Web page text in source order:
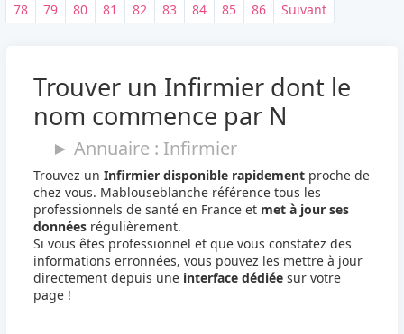
78
79 80 81 82 83 84 85 86 Suivant
Trouver un Infirmier dont le
nom commence par N
► Annuaire : Infirmier
Trouvez unInfirmier disponible rapidement proche de
chez vous. Mablouseblanche référence tous les
professionnels de santé en France et met à jour ses
données régulièrement.
Si vous êtes professionnel et que vous constatez des
informations erronnées, vous pouvez les mettre à jour
directement depuis une interface dédiée sur votre
page !